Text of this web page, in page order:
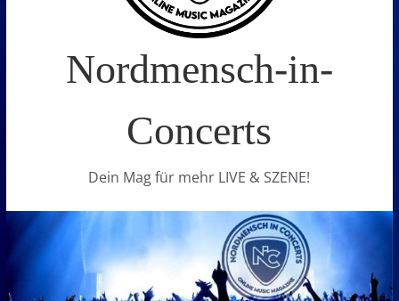
Nordmensch-in-
Concerts
Dein Mag für mehr LIVE & SZENE!